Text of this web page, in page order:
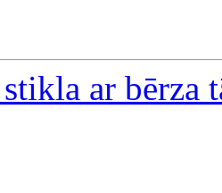
ar bērza